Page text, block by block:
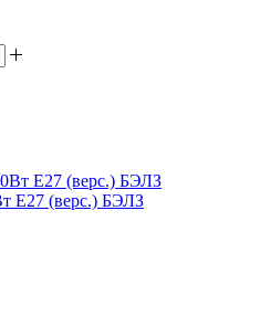
E27 (верс.) БЭЛЗ